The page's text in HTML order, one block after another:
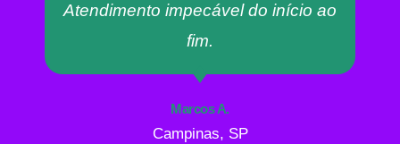
Atendimento impecável do início ao
fim.
Marcos A.
Campinas, SP